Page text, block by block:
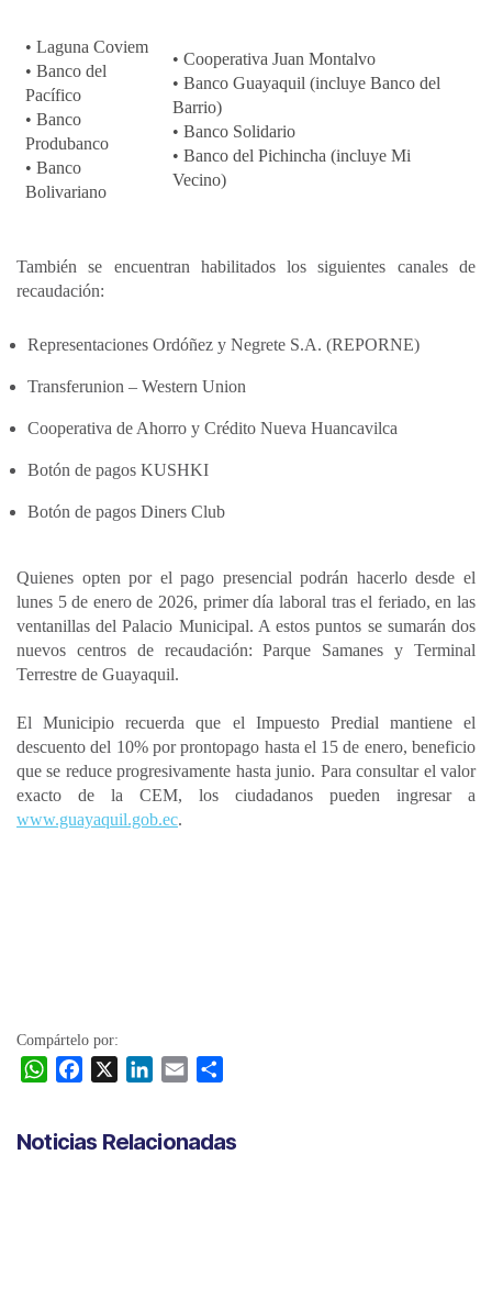
• Laguna Coviem
• Banco del
Pacífico
• Banco
Produbanco
• Banco
Bolivariano
• Cooperativa Juan Montalvo
• Banco Guayaquil (incluye Banco del
Barrio)
• Banco Solidario
• Banco del Pichincha (incluye Mi
Vecino)
También se encuentran habilitados los siguientes canales de
recaudación:
Representaciones Ordóñez y Negrete S.A. (REPORNE)
Transferunion – Western Union
Cooperativa de Ahorro y Crédito Nueva Huancavilca
Botón de pagos KUSHKI
Botón de pagos Diners Club
Quienes opten por el pago presencial podrán hacerlo desde el
lunes 5 de enero de 2026, primer día laboral tras el feriado, en las
ventanillas del Palacio Municipal. A estos puntos se sumarán dos
nuevos centros de recaudación: Parque Samanes y Terminal
Terrestre de Guayaquil.
El Municipio recuerda que el Impuesto Predial mantiene el
descuento del 10% por prontopago hasta el 15 de enero, beneficio
que se reduce progresivamente hasta junio. Para consultar el valor
exacto de la CEM, los ciudadanos pueden ingresar a
www.guayaquil.gob.ec.
Compártelo por:
W
t
e
k
i
p
Noticias Relacionadas